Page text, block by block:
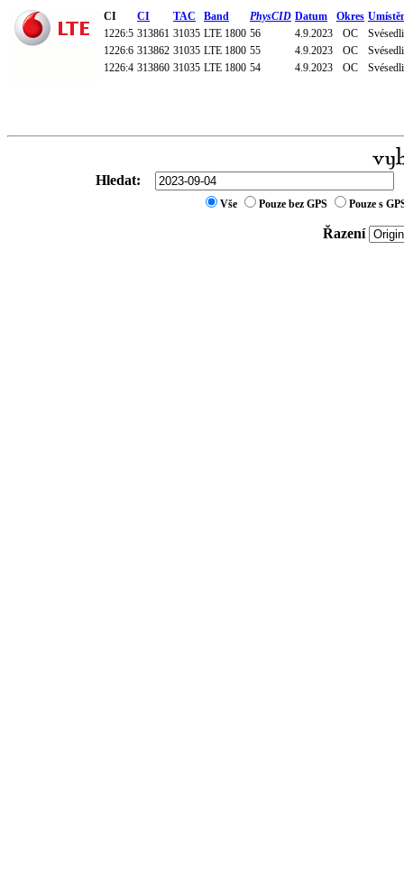
CI CI TAC Band PhysCID Datum Okres
1226:5 313861 31035 LTE 1800 56 4.9.2023 OC
1226:6 313862 31035 LTE 1800 55 4.9.2023 OC
1226:4 313860 31035 LTE 1800 54 4.9.2023 OC
Hledat:
Vše Pouze bez GPS Pouze s
Řazení